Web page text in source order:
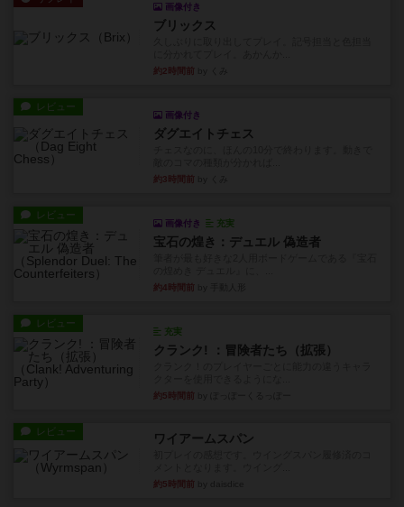
画像付き
ブリックス
約2時間前
レビュー
画像付き
ダグエイトチェス
約3時間前
レビュー
画像付き 充実
宝石の煌き：デュエル 偽造者
約4時間前
レビュー
充実
クランク! ：冒険者たち（拡張）
約5時間前
レビュー ワイアームスパン
約5時間前